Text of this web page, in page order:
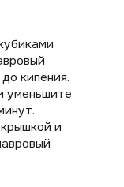
кипения.
уменьшите
и